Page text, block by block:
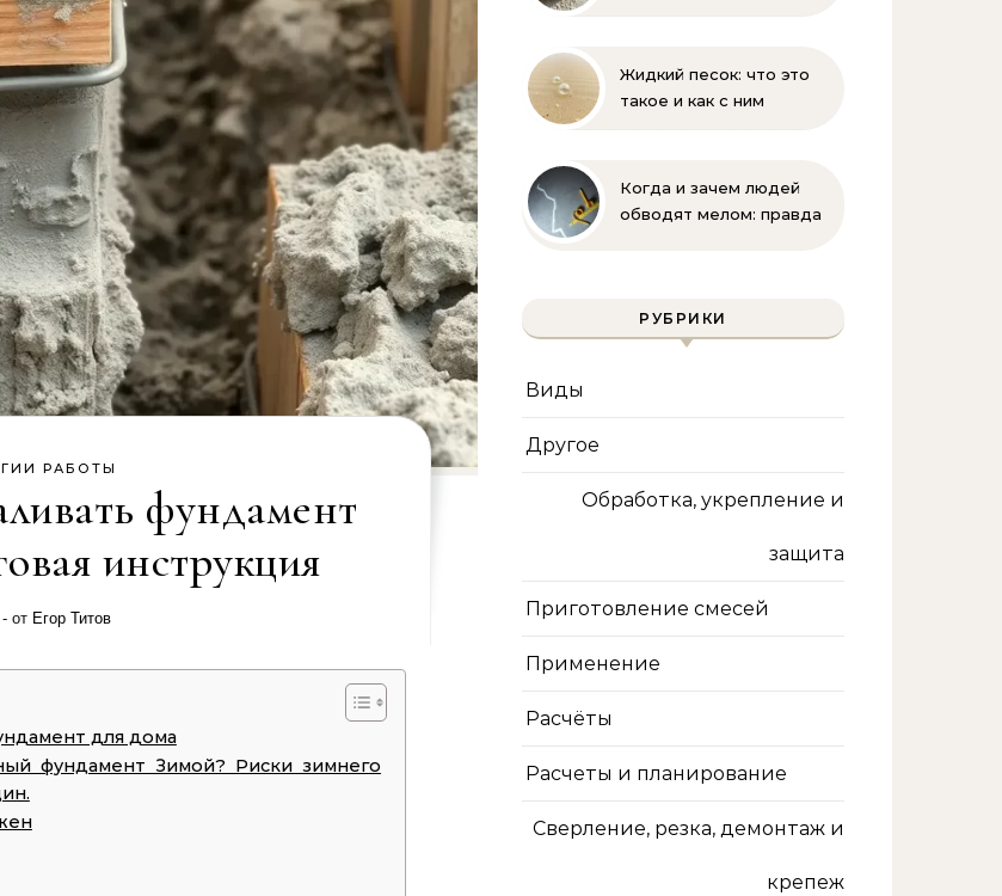
РАБОТЫ
фундамент
инструкция
- от Егор Титов
для дома
фундамент Зимой? Риски зимнего
Жидкий песок: что это
такое и как с ним
Когда и зачем людей
обводят мелом: правда
РУБРИКИ
Виды
Другое
Обработка, укрепление и
защита
Приготовление смесей
Применение
Расчёты
Расчеты и планирование
Сверление, резка, демонтаж и
крепеж